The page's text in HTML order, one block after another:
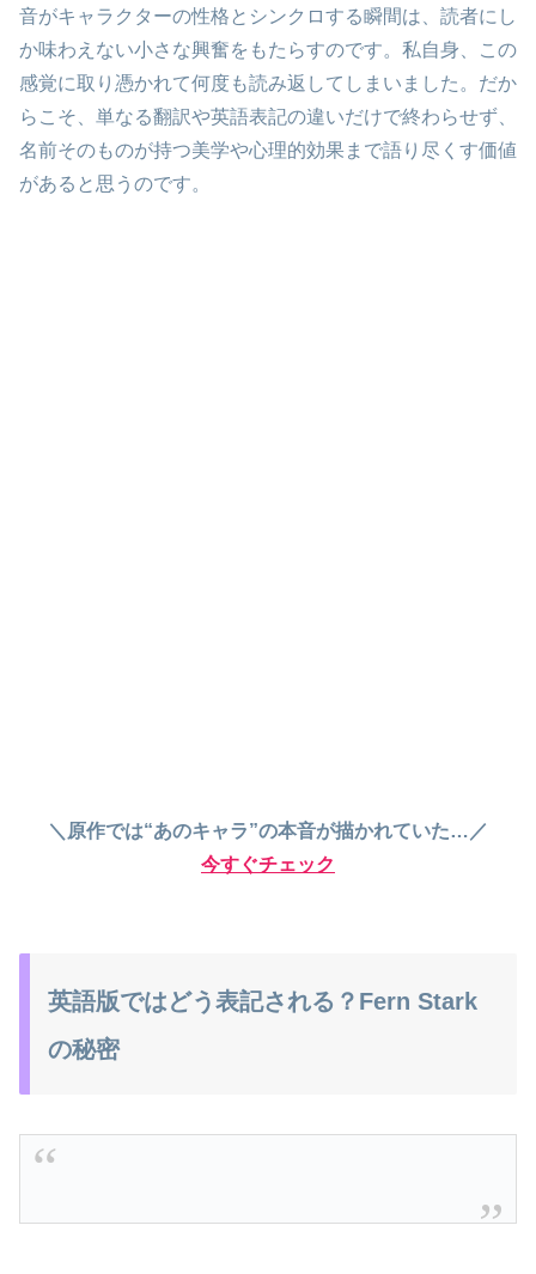
音がキャラクターの性格とシンクロする瞬間は、読者にし
か味わえない小さな興奮をもたらすのです。私自身、この
感覚に取り憑かれて何度も読み返してしまいました。だか
らこそ、単なる翻訳や英語表記の違いだけで終わらせず、
名前そのものが持つ美学や心理的効果まで語り尽くす価値
があると思うのです。
＼原作では“あのキャラ”の本音が描かれていた…／
今すぐチェック
英語版ではどう表記される？Fern Stark
の秘密